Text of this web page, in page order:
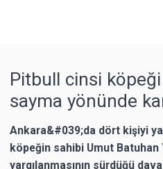
Pitbull cinsi
sayma yönünde
Ankara&#039;da dört kişiyi
köpeğin sahibi Umut Batuhan
yargılanmasının sürdüğü